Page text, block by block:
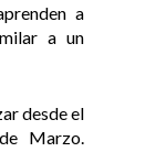
a
a un
desde el
Marzo.